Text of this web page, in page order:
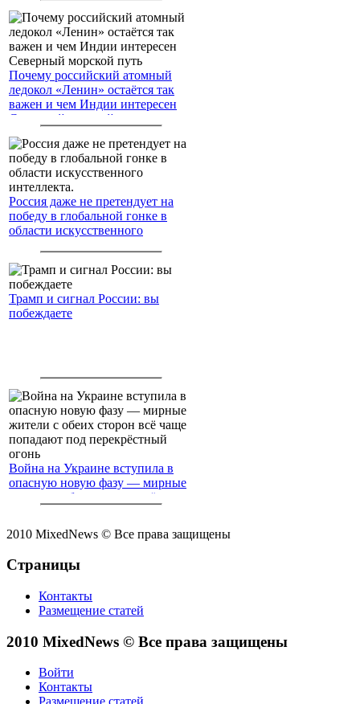
Почему российский атомный
ледокол «Ленин» остаётся так
важен и чем Индии интересен
Северный морской путь
Россия даже не претендует на
победу в глобальной гонке в
области искусственного
Трамп и сигнал России: вы
побеждаете
Война на Украине вступила в
опасную новую фазу — мирные
жители с обеих сторон всё чаще
2010 MixedNews © Все права защищены
Страницы
Контакты
Размещение статей
2010 MixedNews © Все права защищены
Войти
Контакты